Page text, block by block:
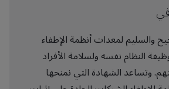
والسليم لمعدات أنظمة الإطفاء
النظام نفسه ولسلامة الأفراد
وتساعد الشهادة التي نمنحها